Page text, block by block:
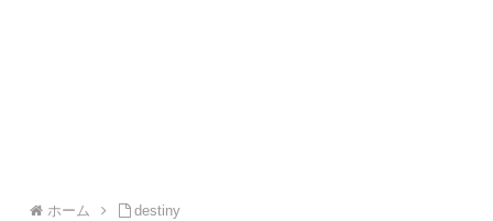
ホーム destiny